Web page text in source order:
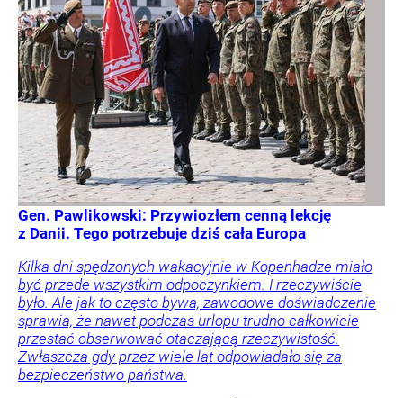
Gen. Pawlikowski: Przywiozłem cenną lekcję
z Danii. Tego potrzebuje dziś cała Europa
Kilka dni spędzonych wakacyjnie w Kopenhadze miało
być przede wszystkim odpoczynkiem. I rzeczywiście
było. Ale jak to często bywa, zawodowe doświadczenie
sprawia, że nawet podczas urlopu trudno całkowicie
przestać obserwować otaczającą rzeczywistość.
Zwłaszcza gdy przez wiele lat odpowiadało się za
bezpieczeństwo państwa.